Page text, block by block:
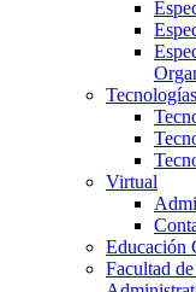
Tecnologías
Virtual
Educación
Facultad